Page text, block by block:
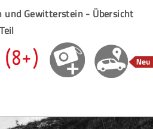
und Gewitterstein - Übersicht
(8+)